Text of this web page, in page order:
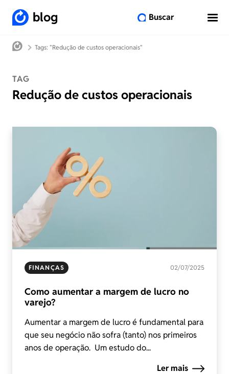
blog Buscar
Tags: "Redução de custos operacionais"
TAG
Redução de custos operacionais
FINANÇAS 02/07/2025
Como aumentar a margem de lucro no
varejo?
Aumentar a margem de lucro é fundamental para
que seu negócio não sofra (tanto) nos primeiros
anos de operação. Um estudo do...
Ler mais